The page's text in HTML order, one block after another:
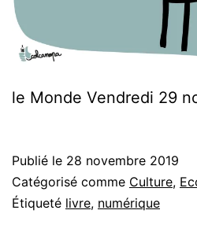
le Monde Vendredi 29
Publié le 28 novembre 2019
Catégorisé comme Culture,
Étiqueté livre, numérique